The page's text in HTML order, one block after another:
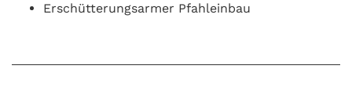
Erschütterungsarmer Pfahleinbau